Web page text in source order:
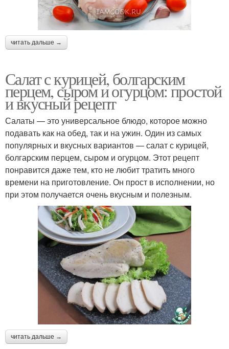
читать дальше →
Салат с курицей, болгарским
перцем, сыром и огурцом: простой
и вкусный рецепт
Салаты — это универсальное блюдо, которое можно
подавать как на обед, так и на ужин. Один из самых
популярных и вкусных вариантов — салат с курицей,
болгарским перцем, сыром и огурцом. Этот рецепт
понравится даже тем, кто не любит тратить много
времени на приготовление. Он прост в исполнении, но
при этом получается очень вкусным и полезным.
читать дальше →